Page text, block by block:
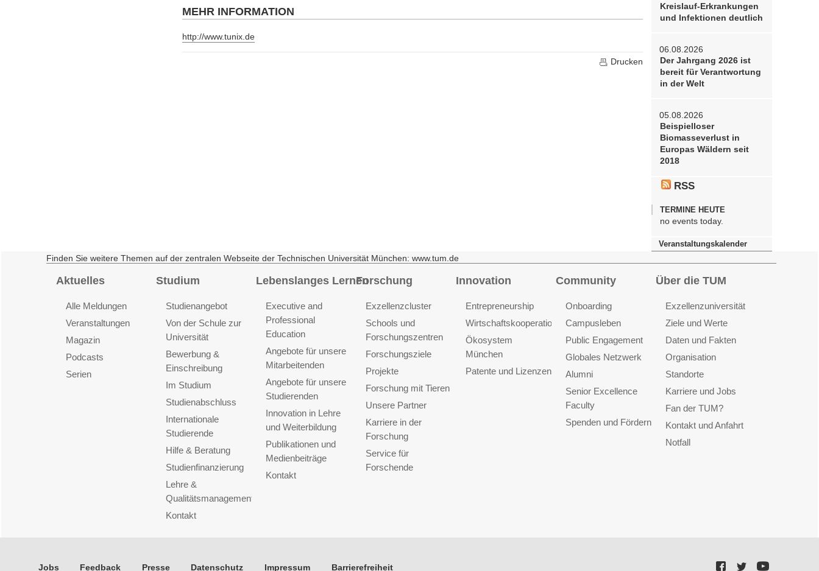
MEHR INFORMATION
http://www.tunix.de
Drucken
Kreislauf-Erkrankungen
und Infektionen deutlich
06.08.2026
Der Jahrgang 2026 ist
bereit für Verantwortung
in der Welt
05.08.2026
Beispielloser
Biomasseverlust in
Europas Wäldern seit
2018
RSS
TERMINE HEUTE
no events today.
Veranstaltungskalender
Finden Sie weitere Themen auf der zentralen Webseite der Technischen Universität München: www.tum.de
Aktuelles
Alle Meldungen
Veranstaltungen
Magazin
Podcasts
Serien
Studium
Studienangebot
Von der Schule zur
Universität
Bewerbung &
Einschreibung
Im Studium
Studienabschluss
Internationale
Studierende
Hilfe & Beratung
Studienfinanzierung
Lehre &
Qualitätsmanagement
Kontakt
Lebenslanges Lernen
Executive and
Professional
Education
Angebote für unsere
Mitarbeitenden
Angebote für unsere
Studierenden
Innovation in Lehre
und Weiterbildung
Publikationen und
Medienbeiträge
Kontakt
Forschung
Exzellenzcluster
Schools und
Forschungszentren
Forschungsziele
Projekte
Forschung mit Tieren
Unsere Partner
Karriere in der
Forschung
Service für
Forschende
Innovation
Entrepreneurship
Wirtschaftskooperationen
Ökosystem
München
Patente und Lizenzen
Community
Onboarding
Campusleben
Public Engagement
Globales Netzwerk
Alumni
Senior Excellence
Faculty
Spenden und Fördern
Über die TUM
Exzellenzuniversität
Ziele und Werte
Daten und Fakten
Organisation
Standorte
Karriere und Jobs
Fan der TUM?
Kontakt und Anfahrt
Notfall
Jobs Feedback Presse Datenschutz Impressum Barrierefreiheit